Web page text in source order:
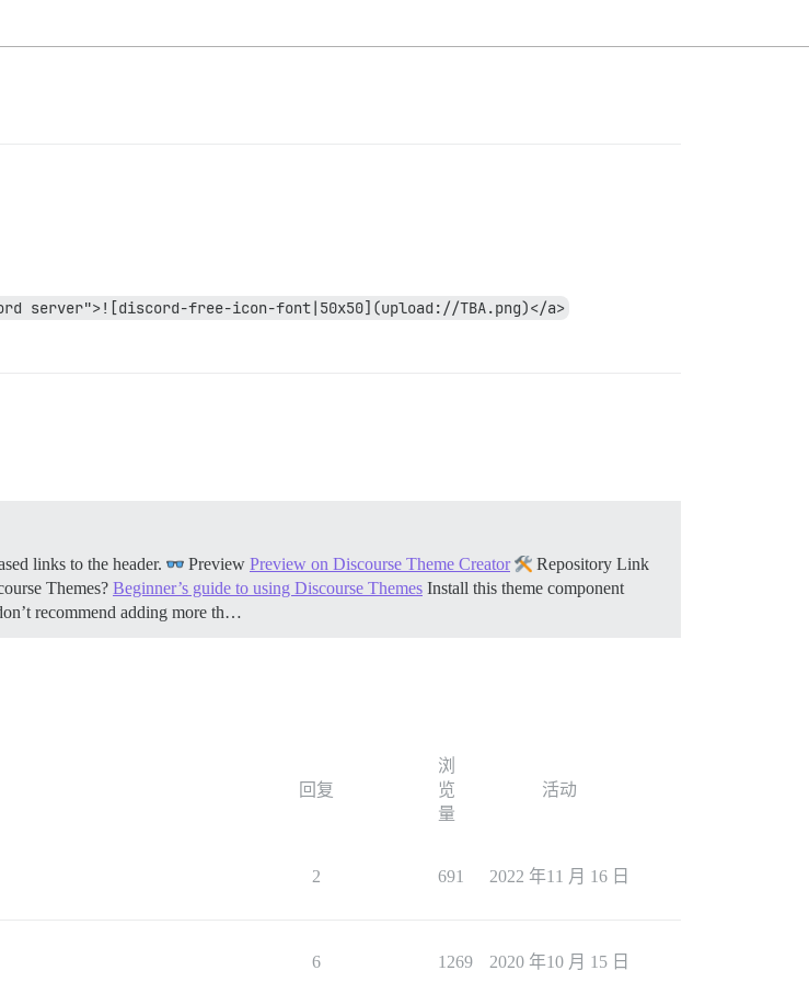
server">![discord-free-icon-font|50x50](upload://TBA.png)</a>
links to the header. Preview Preview on Discourse Theme Creator
Repository Link
Themes? Beginner’s guide to using Discourse Themes Install this theme component
recommend adding more th…
回复
浏
览
量
活动
2 691 2022 年11 月 16 日
6 1269 2020 年10 月 15 日